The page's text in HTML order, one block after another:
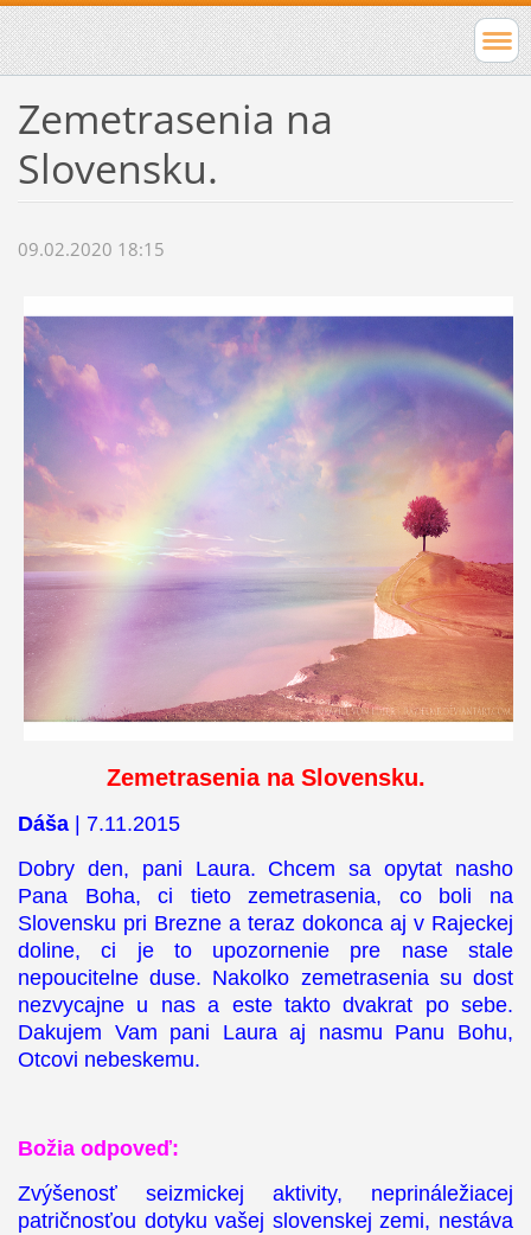
Zemetrasenia na
Slovensku.
09.02.2020 18:15
Zemetrasenia na Slovensku.
Dáša
| 7.11.2015
Dobry den, pani Laura. Chcem sa opytat nasho
Pana Boha, ci tieto zemetrasenia, co boli na
Slovensku pri Brezne a teraz dokonca aj v Rajeckej
doline, ci je to upozornenie pre nase stale
nepoucitelne duse. Nakolko zemetrasenia su dost
nezvycajne u nas a este takto dvakrat po sebe.
Dakujem Vam pani Laura aj nasmu Panu Bohu,
Otcovi nebeskemu.
Božia odpoveď:
Zvýšenosť seizmickej aktivity, neprináležiacej
patričnosťou dotyku vašej slovenskej zemi, nestáva